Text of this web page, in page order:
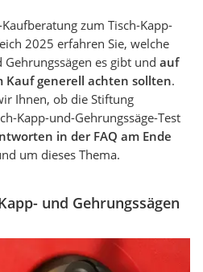
zum Tisch-Kapp-
2025 erfahren Sie, welche
es gibt und auf
Kauf generell achten sollten.
Ihnen, ob die Stiftung
Kapp-und-Gehrungssäge-Test
in der FAQ am Ende
um dieses Thema.
und Gehrungssägen